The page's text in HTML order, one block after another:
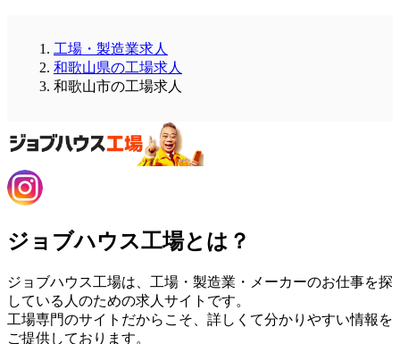
工場・製造業求人
和歌山県の工場求人
和歌山市の工場求人
ジョブハウス工場とは？
ジョブハウス工場は、工場・製造業・メーカーのお仕事を探
している人のための求人サイトです。
工場専門のサイトだからこそ、詳しくて分かりやすい情報を
ご提供しております。